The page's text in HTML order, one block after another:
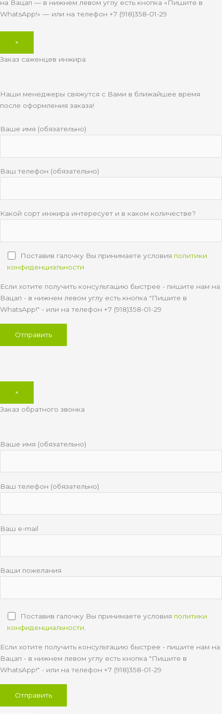
на Вацап — в нижнем левом углу есть кнопка «Пишите в
WhatsApp!» — или на телефон +7 (918)358-01-29
×
Заказ саженцев инжира
Наши менеджеры свяжутся с Вами в ближайшее время
после оформления заказа!
Ваше имя (обязательно)
Ваш телефон (обязательно)
Какой сорт инжира интересует и в каком количестве?
Поставив галочку Вы принимаете условия политики
конфиденциальности
Если хотите получить консультацию быстрее - пишите нам на
Вацап - в нижнем левом углу есть кнопка "Пишите в
WhatsApp!" - или на телефон +7 (918)358-01-29
×
Заказ обратного звонка
Ваше имя (обязательно)
Ваш телефон (обязательно)
Ваш e-mail
Ваши пожелания
Поставив галочку Вы принимаете условия политики
конфиденциальности
Если хотите получить консультацию быстрее - пишите нам на
Вацап - в нижнем левом углу есть кнопка "Пишите в
WhatsApp!" - или на телефон +7 (918)358-01-29